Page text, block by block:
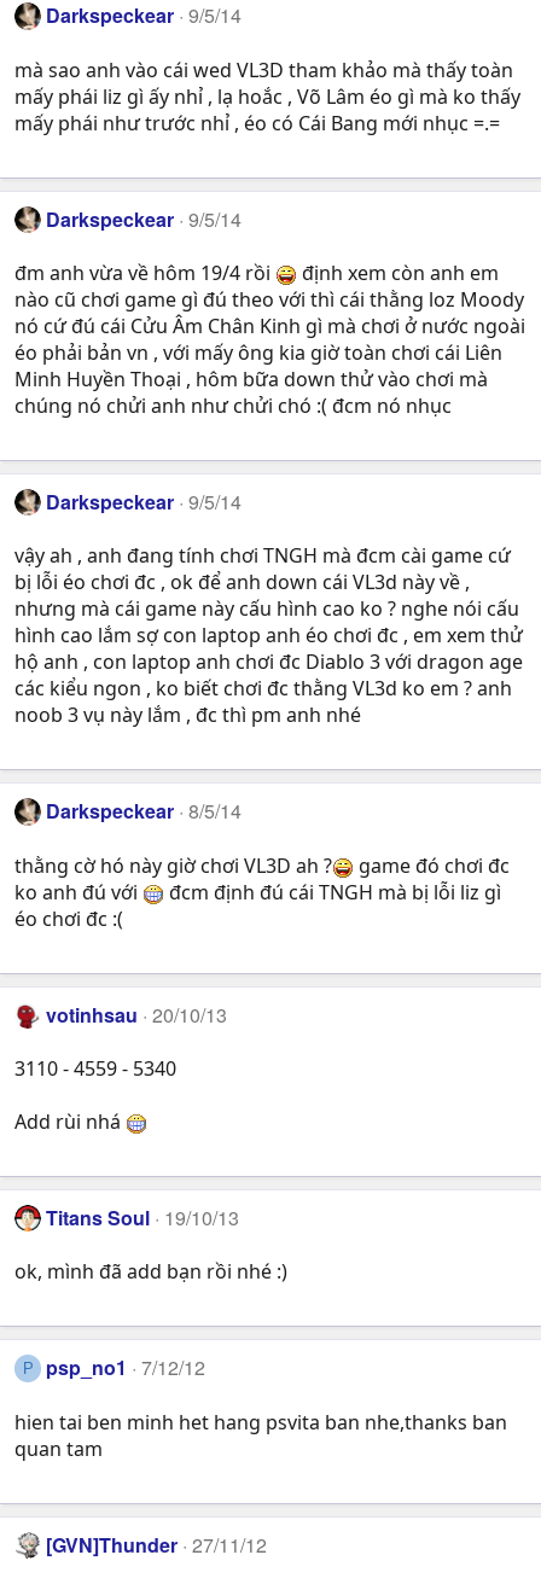
Darkspeckear 9/5/14
mà sao anh vào cái wed VL3D tham khảo mà thấy toàn
mấy phái liz gì ấy nhỉ , lạ hoắc , Võ Lâm éo gì mà ko thấy
mấy phái như trước nhỉ , éo có Cái Bang mới nhục =.=
Darkspeckear 9/5/14
đm anh vừa về hôm 19/4 rồi
định xem còn anh em
nào cũ chơi game gì đú theo với thì cái thằng loz Moody
nó cứ đú cái Cửu Âm Chân Kinh gì mà chơi ở nước ngoài
éo phải bản vn , với mấy ông kia giờ toàn chơi cái Liên
Minh Huyền Thoại , hôm bữa down thử vào chơi mà
chúng nó chửi anh như chửi chó :( đcm nó nhục
Darkspeckear 9/5/14
vậy ah , anh đang tính chơi TNGH mà đcm cài game cứ
bị lỗi éo chơi đc , ok để anh down cái VL3d này về ,
nhưng mà cái game này cấu hình cao ko ? nghe nói cấu
hình cao lắm sợ con laptop anh éo chơi đc , em xem thử
hộ anh , con laptop anh chơi đc Diablo 3 với dragon age
các kiểu ngon , ko biết chơi đc thằng VL3d ko em ? anh
noob 3 vụ này lắm , đc thì pm anh nhé
Darkspeckear 8/5/14
thằng cờ hó này giờ chơi VL3D ah ?
game đó chơi đc
ko anh đú với
đcm định đú cái TNGH mà bị lỗi liz gì
éo chơi đc :(
votinhsau 20/10/13
3110 - 4559 - 5340
Add rùi nhá
Titans Soul 19/10/13
ok, mình đã add bạn rồi nhé :)
P psp_no1 7/12/12
hien tai ben minh het hang psvita ban nhe,thanks ban
quan tam
[GVN]Thunder 27/11/12